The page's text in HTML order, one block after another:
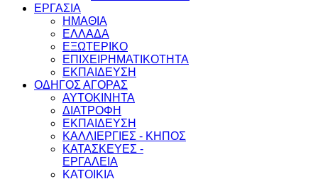
ΕΡΓΑΣΙΑ
ΗΜΑΘΙΑ
ΕΛΛΑΔΑ
ΕΞΩΤΕΡΙΚΟ
ΕΠΙΧΕΙΡΗΜΑΤΙΚΟΤΗΤΑ
ΕΚΠΑΙΔΕΥΣΗ
ΟΔΗΓΟΣ ΑΓΟΡΑΣ
ΑΥΤΟΚΙΝΗΤΑ
ΔΙΑΤΡΟΦΗ
ΕΚΠΑΙΔΕΥΣΗ
ΚΑΛΛΙΕΡΓΙΕΣ - ΚΗΠΟΣ
ΚΑΤΑΣΚΕΥΕΣ -
ΕΡΓΑΛΕΙΑ
ΚΑΤΟΙΚΙΑ